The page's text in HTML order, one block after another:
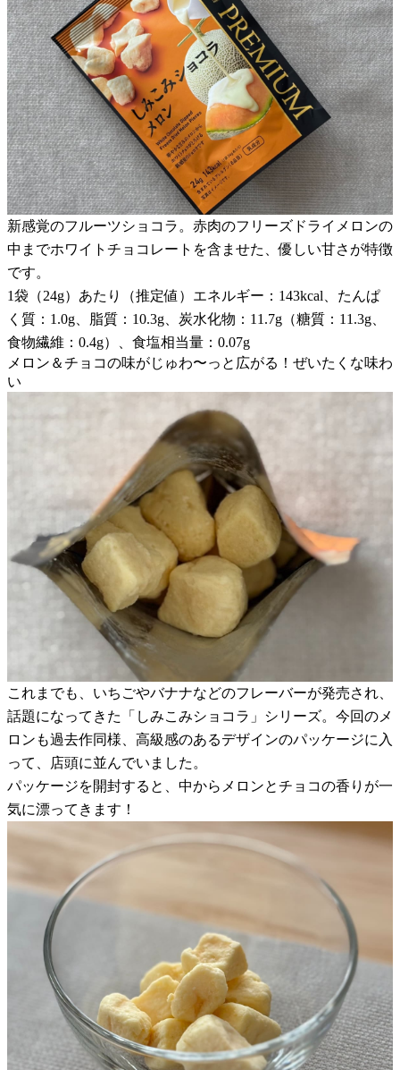
新感覚のフルーツショコラ。赤肉のフリーズドライメロンの
中までホワイトチョコレートを含ませた、優しい甘さが特徴
です。
1袋（24g）あたり（推定値）エネルギー：143kcal、たんぱ
く質：1.0g、脂質：10.3g、炭水化物：11.7g（糖質：11.3g、
食物繊維：0.4g）、食塩相当量：0.07g
メロン＆チョコの味がじゅわ〜っと広がる！ぜいたくな味わ
い
これまでも、いちごやバナナなどのフレーバーが発売され、
話題になってきた「しみこみショコラ」シリーズ。今回のメ
ロンも過去作同様、高級感のあるデザインのパッケージに入
って、店頭に並んでいました。
パッケージを開封すると、中からメロンとチョコの香りが一
気に漂ってきます！